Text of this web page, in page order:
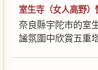
室生寺（女人高野）
奈良縣宇陀市的室
謐氛圍中欣賞五重